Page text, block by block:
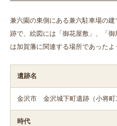
兼六園の東側にある兼六駐車場の
跡で、絵図には「御花屋敷」、「
は加賀藩に関連する場所であったよ
遺跡名
金沢市 金沢城下町遺跡（小将町1
時代